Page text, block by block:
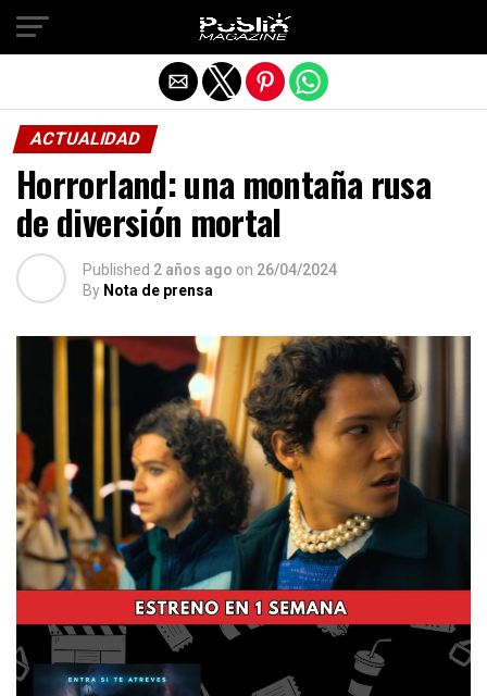
ACTUALIDAD
Horrorland: una montaña rusa
de diversión mortal
Published 2 años ago on 26/04/2024
By Nota de prensa
Salir de la versión móvil